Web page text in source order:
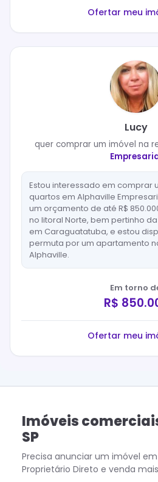
Ofertar meu
Lucy
quer comprarum imóvel na
Estou interessado em comprar
quartos em Alphaville
um orçamento de até R$
no litoral Norte, bem pertinho
em Caraguatatuba, e estou
permuta por um apartamento
Alphaville.
Em torno
R$
Ofertar meu
Imóveis
SP
Precisa anunciar um imóvel em
Proprietário Direto e venda